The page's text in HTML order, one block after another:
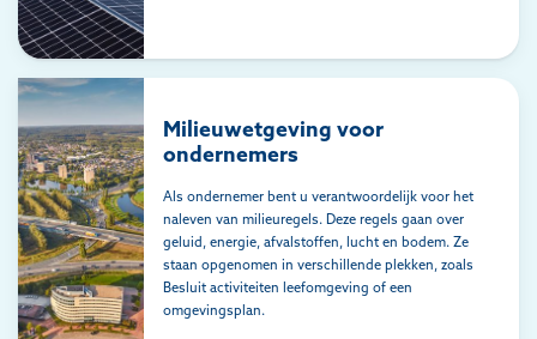
Milieuwetgeving voor
ondernemers
Als ondernemer bent u verantwoordelijk voor het
naleven van milieuregels. Deze regels gaan over
geluid, energie, afvalstoffen, lucht en bodem. Ze
staan opgenomen in verschillende plekken, zoals
Besluit activiteiten leefomgeving of een
omgevingsplan.